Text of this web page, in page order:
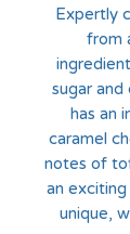
Expertly
from
sugar and
has an
caramel
notes of
an exciting
unique,